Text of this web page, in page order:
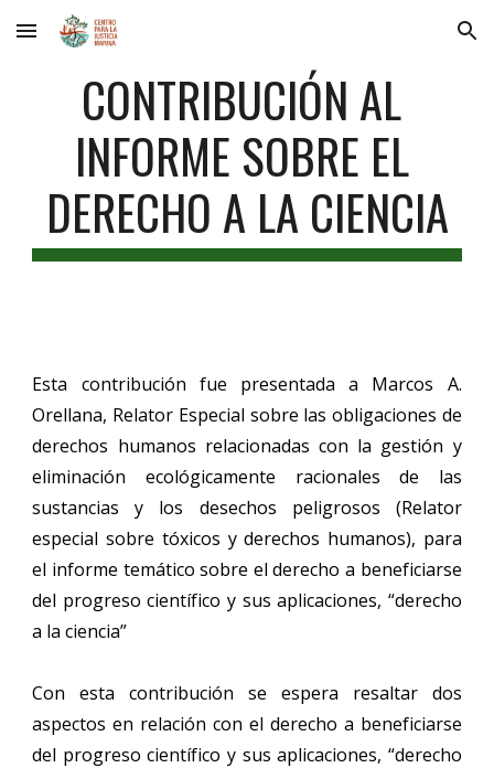
Skip to main content Skip to navigation
CONTRIBUCIÓN AL
INFORME SOBRE EL
DERECHO A LA CIENCIA
Esta contribución fue presentada a Marcos A.
Orellana, Relator Especial sobre las obligaciones de
derechos humanos relacionadas con la gestión y
eliminación ecológicamente racionales de las
sustancias y los desechos peligrosos (Relator
especial sobre tóxicos y derechos humanos), para
el informe temático sobre el derecho a beneficiarse
del progreso científico y sus aplicaciones, “derecho
a la ciencia”
Con esta contribución se espera resaltar dos
aspectos en relación con el derecho a beneficiarse
del progreso científico y sus aplicaciones, “derecho